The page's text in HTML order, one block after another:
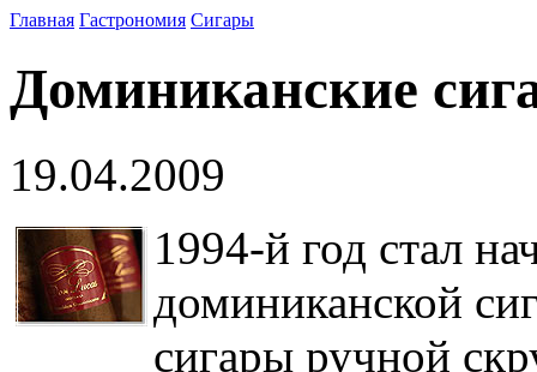
Главная Гастрономия Сигары
Доминиканские
19.04.2009
1994-й год стал
доминиканской
сигары ручной